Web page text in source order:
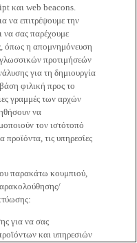
και web beacons.
να επιτρέψουμε την
να σας παρέχουμε
όπως η απομνημόνευση
προτιμήσεών
για τη δημιουργία
φιλική προς το
γραμμές των αρχών
να
τον ιστότοπό
προϊόντα, τις υπηρεσίες
παρακάτω κουμπιού,
για να σας
και υπηρεσιών